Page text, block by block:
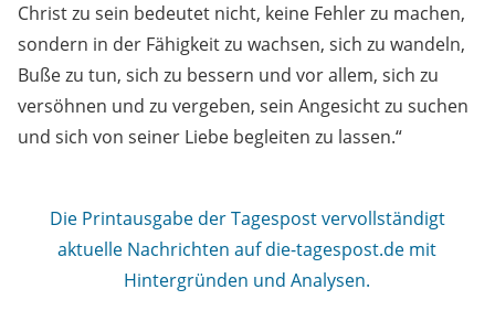
Christ zu sein bedeutet nicht, keine Fehler zu machen,
sondern in der Fähigkeit zu wachsen, sich zu wandeln,
Buße zu tun, sich zu bessern und vor allem, sich zu
versöhnen und zu vergeben, sein Angesicht zu suchen
und sich von seiner Liebe begleiten zu lassen.“
Die Printausgabe der Tagespost vervollständigt
aktuelle Nachrichten auf die-tagespost.de mit
Hintergründen und Analysen.